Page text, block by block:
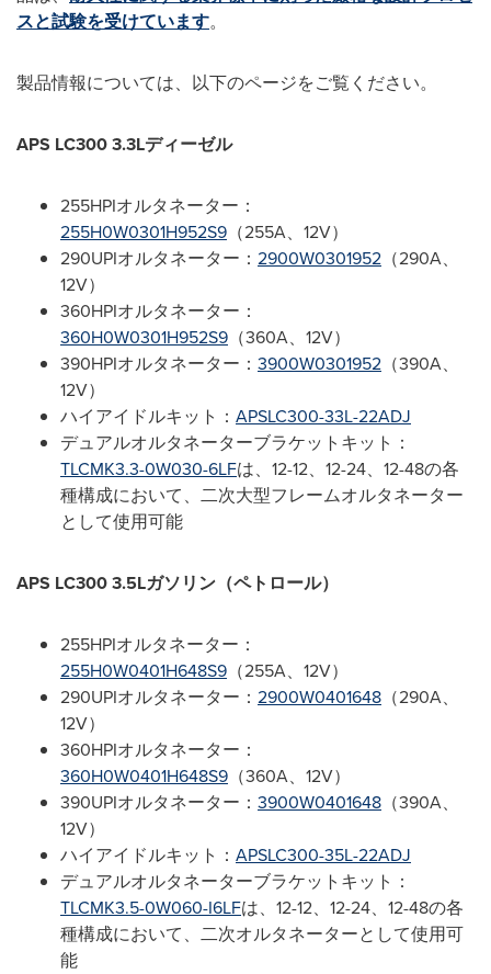
スと試験を受けています。
製品情報については、以下のページをご覧ください。
APS LC300 3.3Lディーゼル
255HPIオルタネーター：
255H0W0301H952S9 （255A、12V）
290UPIオルタネーター： 2900W0301952 （290A、
12V）
360HPIオルタネーター：
360H0W0301H952S9 （360A、12V）
390HPIオルタネーター： 3900W0301952 （390A、
12V）
ハイアイドルキット： APSLC300-33L-22ADJ
デュアルオルタネーターブラケットキット：
TLCMK3.3-0W030-6LFは、12-12、12-24、12-48の各
種構成において、二次大型フレームオルタネーター
として使用可能
APS LC300 3.5Lガソリン（ペトロール）
255HPIオルタネーター：
255H0W0401H648S9 （255A、12V）
290UPIオルタネーター： 2900W0401648 （290A、
12V）
360HPIオルタネーター：
360H0W0401H648S9 （360A、12V）
390UPIオルタネーター： 3900W0401648 （390A、
12V）
ハイアイドルキット： APSLC300-35L-22ADJ
デュアルオルタネーターブラケットキット：
TLCMK3.5-0W060-I6LFは、12-12、12-24、12-48の各
種構成において、二次オルタネーターとして使用可
能